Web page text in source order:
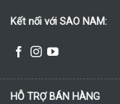
Kết nối với SAO NAM:
HỖ TRỢ BÁN HÀNG